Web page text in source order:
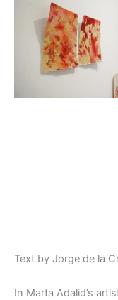
Text by Jorge de la
In Marta Adalid’s